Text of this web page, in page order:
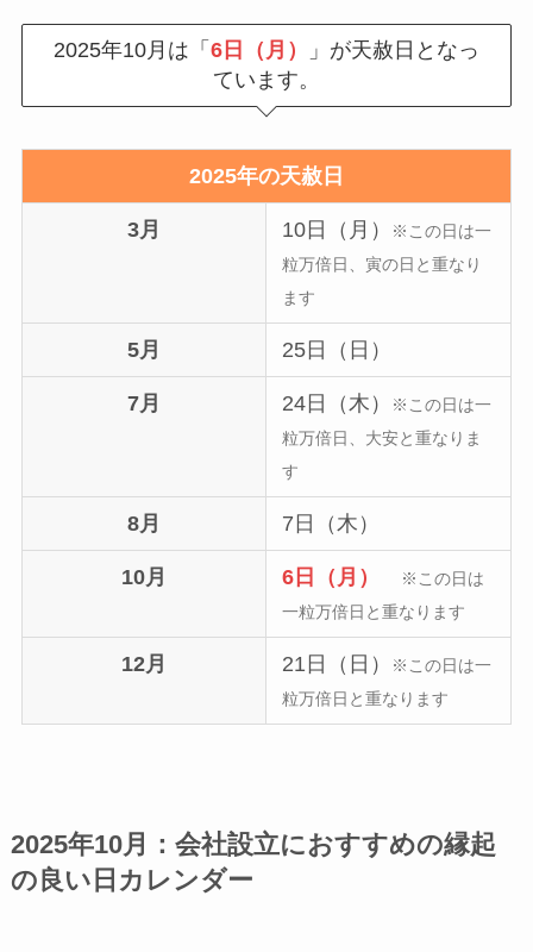
2025年10月は「 6日（月）
」が天赦日となっ
ています。
2025年の天赦日
3月 10日（月）
※この日は一
粒万倍日、寅の日と重なり
ます
5月 25日（日）
7月 24日（木）
※この日は一
粒万倍日、大安と重なりま
す
8月 7日（木）
10月 6日（月）
※この日は
一粒万倍日と重なります
12月 21日（日）
※この日は一
粒万倍日と重なります
2025年10月：会社設立におすすめの縁起
の良い日カレンダー